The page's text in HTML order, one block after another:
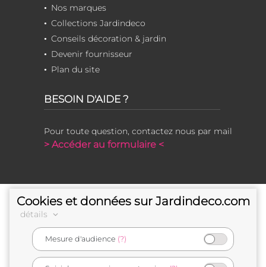
Nos marques
Collections Jardindeco
Conseils décoration & jardin
Devenir fournisseur
Plan du site
BESOIN D'AIDE ?
Pour toute question, contactez nous par mail
> Accéder au formulaire <
Cookies et données sur Jardindeco.com
détails
Mesure d'audience (?)